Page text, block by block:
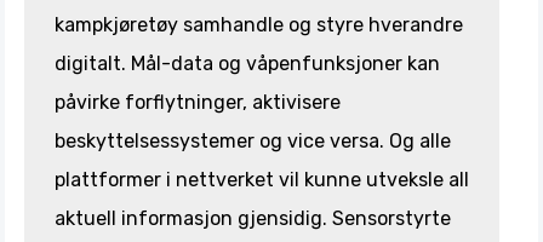
kampkjøretøy samhandle og styre hverandre
digitalt. Mål-data og våpenfunksjoner kan
påvirke forflytninger, aktivisere
beskyttelsessystemer og vice versa. Og alle
plattformer i nettverket vil kunne utveksle all
aktuell informasjon gjensidig. Sensorstyrte